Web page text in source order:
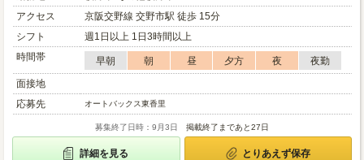
アクセス
京阪交野線 交野市駅 徒歩 15分
シフト
週1日以上 1日3時間以上
時間帯
早朝 朝 昼 夕方 夜
夜勤
面接地
応募先
オートバックス東香里
募集終了日時：9月3日 掲載終了まであと27日
詳細を見る とりあえず保存